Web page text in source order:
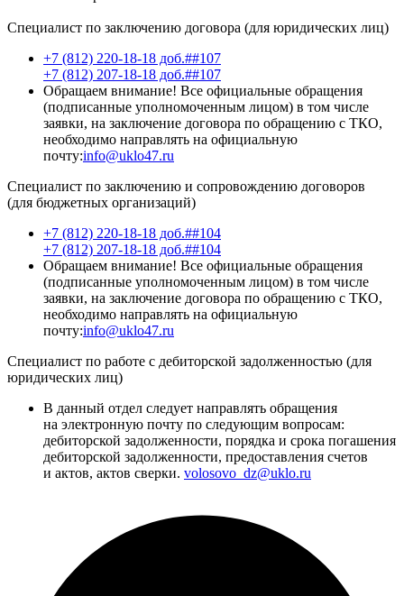
Специалист по заключению договора (для юридических лиц)
+7 (812) 220-18-18 доб.##107
+7 (812) 207-18-18 доб.##107
Обращаем внимание! Все официальные обращения
(подписанные уполномоченным лицом) в том числе
заявки, на заключение договора по обращению с ТКО,
необходимо направлять на официальную
почту:info@uklo47.ru
Специалист по заключению и сопровождению договоров
(для бюджетных организаций)
+7 (812) 220-18-18 доб.##104
+7 (812) 207-18-18 доб.##104
Обращаем внимание! Все официальные обращения
(подписанные уполномоченным лицом) в том числе
заявки, на заключение договора по обращению с ТКО,
необходимо направлять на официальную
почту:info@uklo47.ru
Специалист по работе с дебиторской задолженностью (для
юридических лиц)
В данный отдел следует направлять обращения
на электронную почту по следующим вопросам:
дебиторской задолженности, порядка и срока погашения
дебиторской задолженности, предоставления счетов
и актов, актов сверки. volosovo_dz@uklo.ru